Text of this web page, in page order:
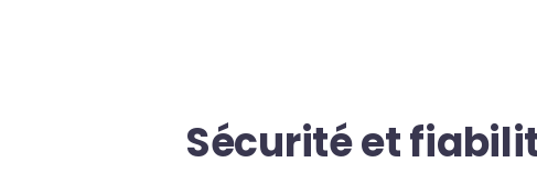
Sécurité et